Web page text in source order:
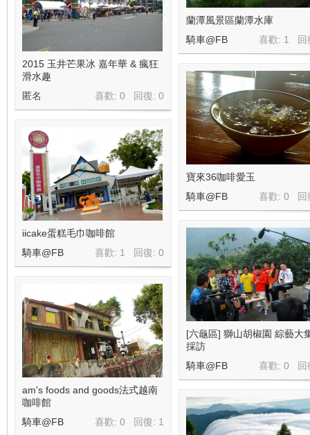
蘭潭風景區蘭潭水庫
喜歡: 1 回
騎車@FB
2015 玉井芒果冰 嘉年華 & 瘋狂
滑水趣
喜歡: 0 回復: 0
匿名
寶來36咖啡愛玉
喜歡: 0 回
騎車@FB
iicake蛋糕毛巾咖啡館
喜歡: 1 回復: 0
騎車@FB
[六龜區] 獅山胡椒園 綜藝大
採訪
喜歡: 0 回
騎車@FB
am's foods and goods法式越南
咖啡館
喜歡: 0 回復: 1
騎車@FB